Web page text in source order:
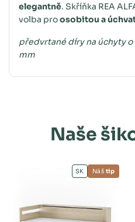
elegantně. Skříňka REA
volba proosobitou a
předvrtané díry na úchyty o
mm
Naše
SK Náš tip